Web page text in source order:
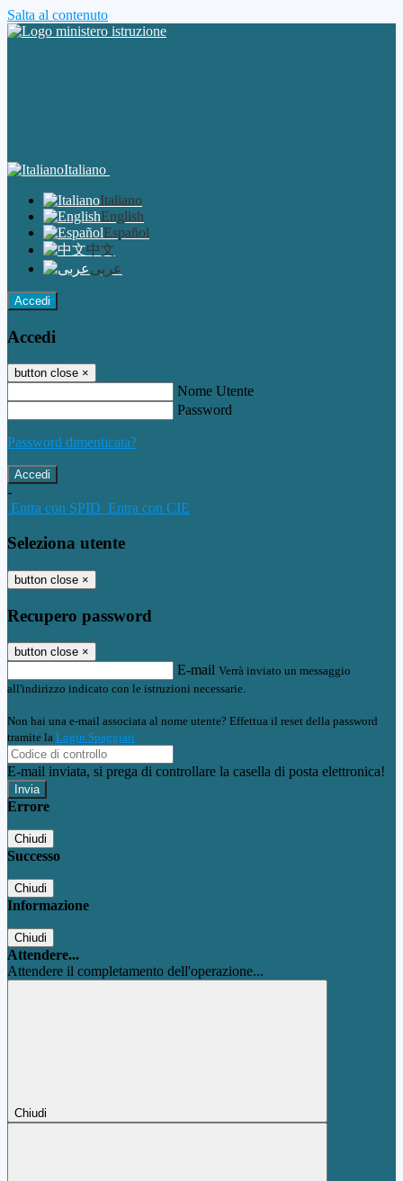
Salta al contenuto
Italiano
Italiano
English
Español
中文
عربى
Accedi
Accedi
button close ×
Nome Utente
Password
Password dimenticata?
-
Entra con SPID Entra con CIE
Seleziona utente
button close ×
Recupero password
button close ×
E-mail Verrà inviato un messaggio
all'indirizzo indicato con le istruzioni necessarie.
Non hai una e-mail associata al nome utente? Effettua il reset della password
tramite la Login Spaggiari
E-mail inviata, si prega di controllare la casella di posta elettronica!
Errore
Chiudi
Successo
Chiudi
Informazione
Chiudi
Attendere...
Attendere il completamento dell'operazione...
Chiudi